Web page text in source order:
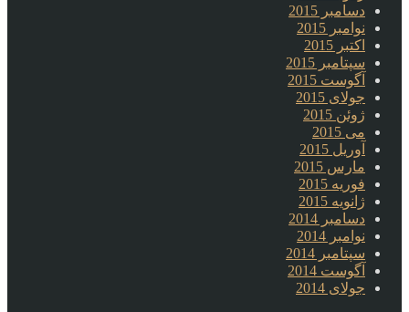
دسامبر 2015
نوامبر 2015
اکتبر 2015
سپتامبر 2015
آگوست 2015
جولای 2015
ژوئن 2015
می 2015
آوریل 2015
مارس 2015
فوریه 2015
ژانویه 2015
دسامبر 2014
نوامبر 2014
سپتامبر 2014
آگوست 2014
جولای 2014